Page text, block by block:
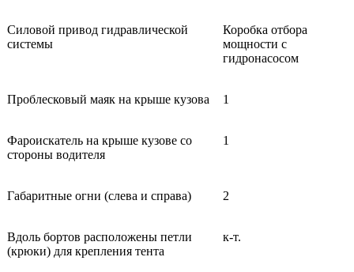
Силовой привод гидравлической
системы
Коробка отбора
мощности с
гидронасосом
Проблесковый маяк на крыше кузова 1
Фароискатель на крыше кузове со
стороны водителя
1
Габаритные огни (слева и справа) 2
Вдоль бортов расположены петли
(крюки) для крепления тента
к-т.